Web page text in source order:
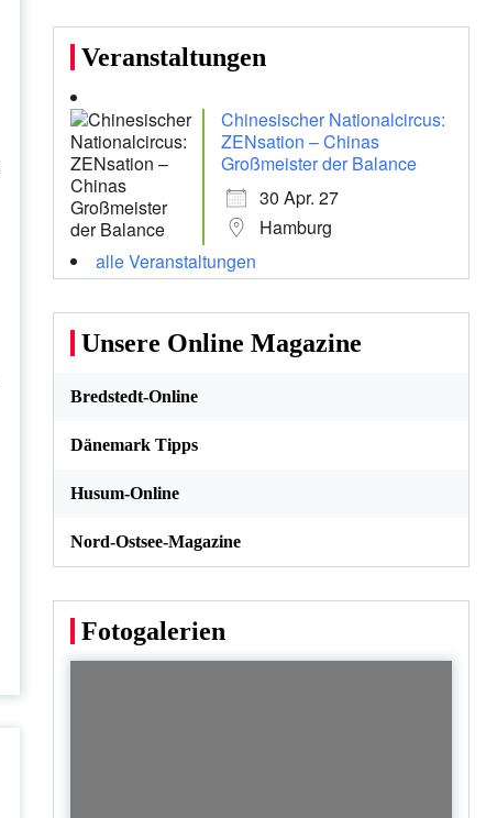
Veranstaltungen
Chinesischer Nationalcircus:
ZENsation – Chinas
Großmeister der Balance
30 Apr. 27
Hamburg
alle Veranstaltungen
Unsere Online Magazine
Bredstedt-Online
Dänemark Tipps
Husum-Online
Nord-Ostsee-Magazine
Fotogalerien